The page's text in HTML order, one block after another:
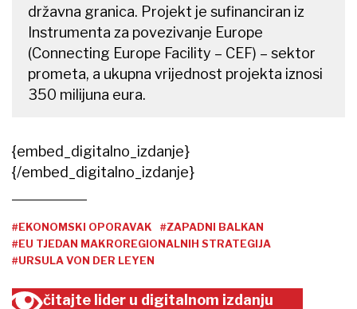
državna granica. Projekt je sufinanciran iz
Instrumenta za povezivanje Europe
(Connecting Europe Facility – CEF) – sektor
prometa, a ukupna vrijednost projekta iznosi
350 milijuna eura.
{embed_digitalno_izdanje}
{/embed_digitalno_izdanje}
#EKONOMSKI OPORAVAK
#ZAPADNI BALKAN
#EU TJEDAN MAKROREGIONALNIH STRATEGIJA
#URSULA VON DER LEYEN
čitajte lider u digitalnom izdanju